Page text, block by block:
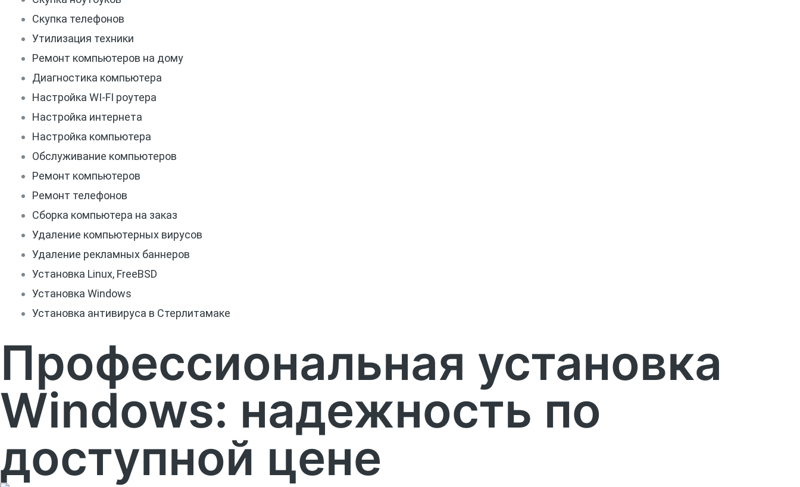
Скупка телефонов
Утилизация техники
Ремонт компьютеров на дому
Диагностика компьютера
Настройка WI-FI роутера
Настройка интернета
Настройка компьютера
Обслуживание компьютеров
Ремонт компьютеров
Ремонт телефонов
Сборка компьютера на заказ
Удаление компьютерных вирусов
Удаление рекламных баннеров
Установка Linux, FreeBSD
Установка Windows
Установка антивируса в Стерлитамаке
Профессиональная установка
Windows: надежность по
доступной цене